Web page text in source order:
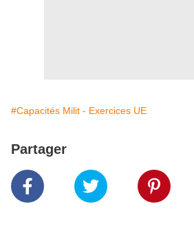
#Capacités Milit - Exercices UE
Partager